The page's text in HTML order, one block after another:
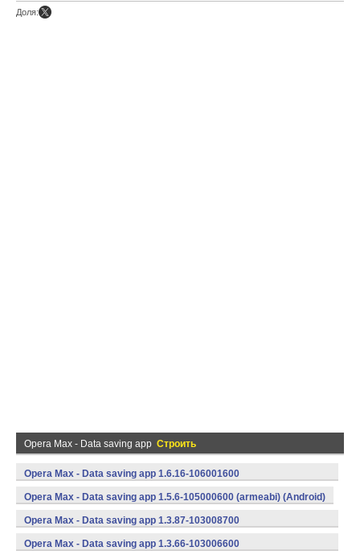
Доля:
Opera Max - Data saving app Строить
Opera Max - Data saving app 1.6.16-106001600
(armeabi) (Android)
Opera Max - Data saving app 1.5.6-105000600 (armeabi) (Android)
Opera Max - Data saving app 1.3.87-103008700
(armeabi) (Android)
Opera Max - Data saving app 1.3.66-103006600